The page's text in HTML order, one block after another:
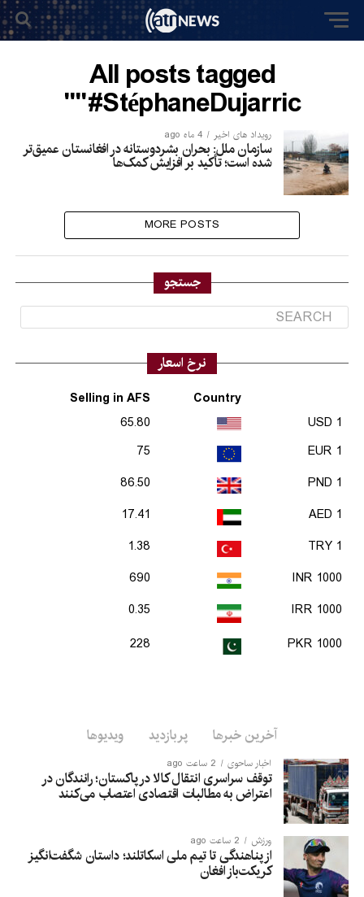
All posts tagged
"#StéphaneDujarric"
رویداد های اخیر 4 ماه ago
سازمان ملل: بحران بشردوستانه در افغانستان عمیق‌تر
شده است؛ تأکید بر افزایش کمک‌ها
MORE POSTS
جستجو
نرخ اسعار
Country
Selling in AFS
1 USD
65.80
1 EUR
75
1 PND
86.50
1 AED
17.41
1 TRY
1.38
1000 INR
690
1000 IRR
0.35
1000 PKR
228
آخرین خبرها پربازدید ویدیوها
اخبار ساحوی 2 ساعت ago
توقف سراسری انتقال کالا در پاکستان؛ رانندگان در
اعتراض به مطالبات اقتصادی اعتصاب می‌کنند
ورزش 2 ساعت ago
از پناهندگی تا تیم ملی اسکاتلند؛ داستان شگفت‌انگیز
کریکت‌باز افغان